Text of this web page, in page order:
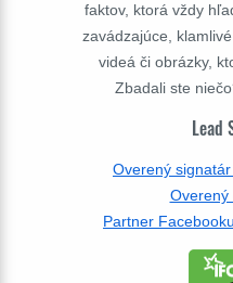
faktov, ktorá vždy
zavádzajúce,
videá či obrázky,
Zbadali ste
Lead
Overený
Overený
Partner